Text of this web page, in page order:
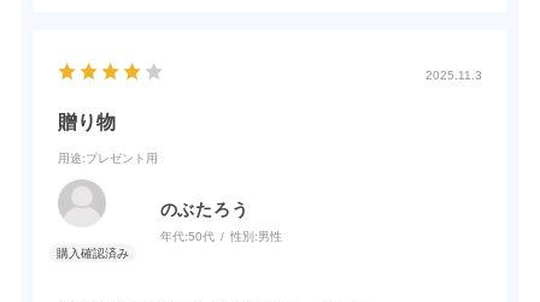
2025.11.3
贈り物
用途:プレゼント用
のぶたろう
年代:50代 性別:男性